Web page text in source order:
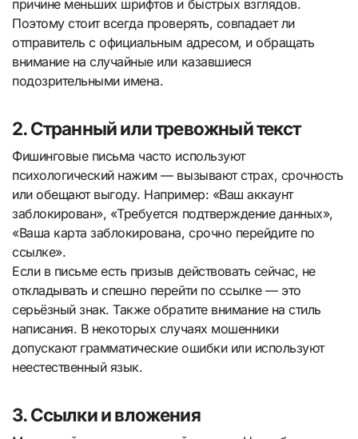
причине меньших шрифтов и быстрых взглядов.
Поэтому стоит всегда проверять, совпадает ли
отправитель с официальным адресом, и обращать
внимание на случайные или казавшиеся
подозрительными имена.
2. Странный или тревожный текст
Фишинговые письма часто используют
психологический нажим — вызывают страх, срочность
или обещают выгоду. Например: «Ваш аккаунт
заблокирован», «Требуется подтверждение данных»,
«Ваша карта заблокирована, срочно перейдите по
ссылке».
Если в письме есть призыв действовать сейчас, не
откладывать и спешно перейти по ссылке — это
серьёзный знак. Также обратите внимание на стиль
написания. В некоторых случаях мошенники
допускают грамматические ошибки или используют
неестественный язык.
3. Ссылки и вложения